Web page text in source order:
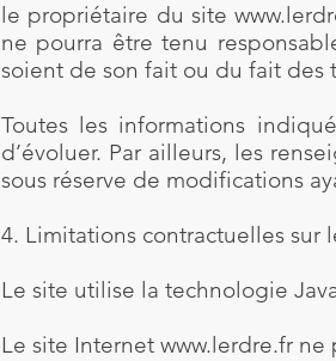
le propriétaire du site
ne pourra être tenu
soient de son fait ou du fait des
Toutes les informations
d’évoluer. Par ailleurs, les
sous réserve de modifications
4. Limitations contractuelles sur
Le site utilise la technologie
Le site Internet www.lerdre.fr ne